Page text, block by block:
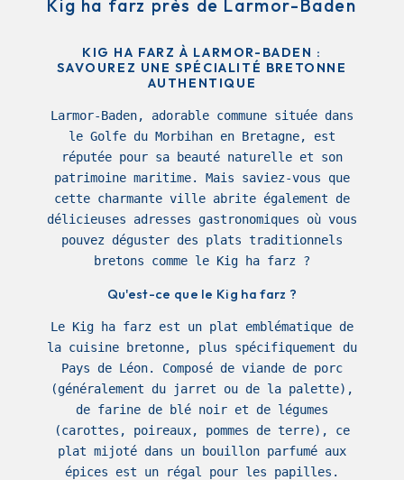
Kig ha farz près de Larmor-Baden
KIG HA FARZ À LARMOR-BADEN :
SAVOUREZ UNE SPÉCIALITÉ BRETONNE
AUTHENTIQUE
Larmor-Baden, adorable commune située dans
le Golfe du Morbihan en Bretagne, est
réputée pour sa beauté naturelle et son
patrimoine maritime. Mais saviez-vous que
cette charmante ville abrite également de
délicieuses adresses gastronomiques où vous
pouvez déguster des plats traditionnels
bretons comme le Kig ha farz ?
Qu'est-ce que le Kig ha farz ?
Le Kig ha farz est un plat emblématique de
la cuisine bretonne, plus spécifiquement du
Pays de Léon. Composé de viande de porc
(généralement du jarret ou de la palette),
de farine de blé noir et de légumes
(carottes, poireaux, pommes de terre), ce
plat mijoté dans un bouillon parfumé aux
épices est un régal pour les papilles.